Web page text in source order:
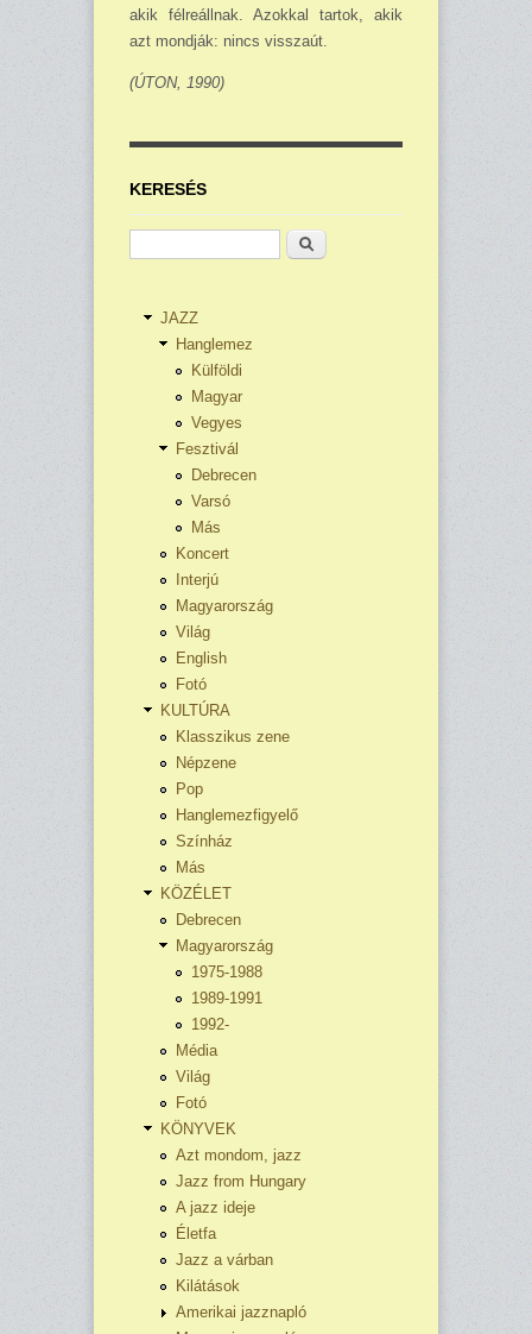
akik félreállnak. Azokkal tar­tok, akik
azt mondják: nincs visszaút.
(ÚTON, 1990)
KERESÉS
Keresés
JAZZ
Hanglemez
Külföldi
Magyar
Vegyes
Fesztivál
Debrecen
Varsó
Más
Koncert
Interjú
Magyarország
Világ
English
Fotó
KULTÚRA
Klasszikus zene
Népzene
Pop
Hanglemezfigyelő
Színház
Más
KÖZÉLET
Debrecen
Magyarország
1975-1988
1989-1991
1992-
Média
Világ
Fotó
KÖNYVEK
Azt mondom, jazz
Jazz from Hungary
A jazz ideje
Életfa
Jazz a várban
Kilátások
Amerikai jazznapló